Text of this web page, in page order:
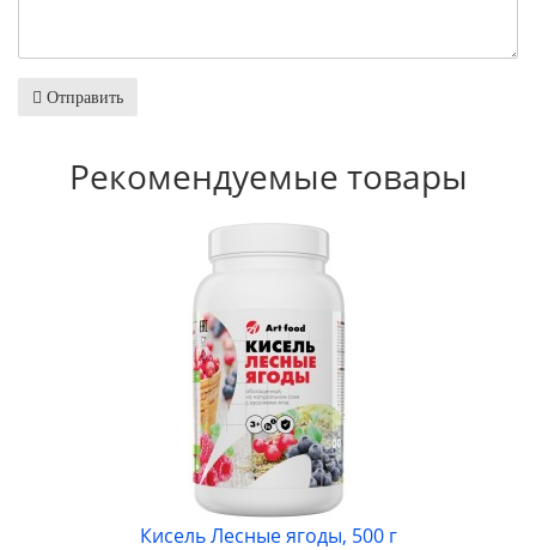
Отправить
Рекомендуемые товары
Кисель Лесные ягоды, 500 г